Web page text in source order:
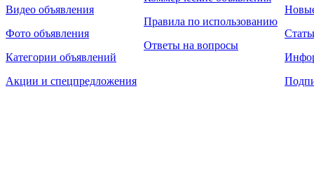
Видео объявления
Фото объявления
Категории объявлений
Акции и спецпредложения
Правила по использованию
Ответы на вопросы